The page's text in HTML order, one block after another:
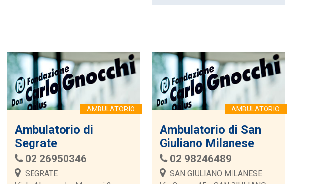
Ambulatorio di
Segrate
02 26950346
SEGRATE
Ambulatorio di San
Giuliano Milanese
02 98246489
SAN GIULIANO MILANESE